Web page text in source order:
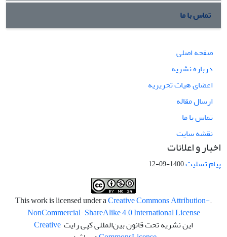
تماس با ما
صفحه اصلی
درباره نشریه
اعضای هیات تحریریه
ارسال مقاله
تماس با ما
نقشه سایت
اخبار و اعلانات
پیام تسلیت1400-09-12
.This work is licensed under a
Creative Commons Attribution-
NonCommercial-ShareAlike 4.0 International License
این نشریه تحت قانون بین‌المللی کپی رایت Creative